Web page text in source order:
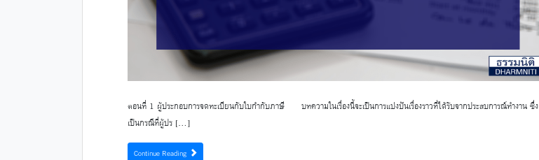
ตอนที่ 1 ผู้ประกอบการจดทะเบียนกับใบกำกับภาษี บทความในเรื่องนี้จะเป็นการแบ่งปันเรื่องราวที่ได้รับจากประสบการณ์ทำงาน ซึ่ง
เป็นกรณีที่ผู้ปร […]
Continue Reading